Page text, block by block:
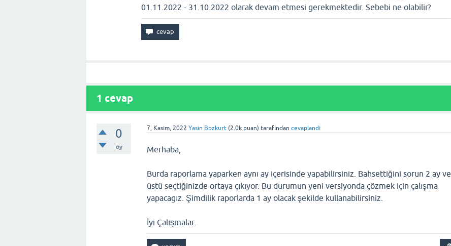
01.11.2022 - 31.10.2022 olarak devam etmesi gerekmektedir. Sebebi ne olabilir?
1 cevap
0
oy
7, Kasım, 2022 Yasin Bozkurt (2.0k puan) tarafından cevaplandı
Merhaba,
Burda raporlama yaparken aynı ay içerisinde yapabilirsiniz. Bahsettiğini sorun 2 ay ve
üstü seçtiğinizde ortaya çıkıyor. Bu durumun yeni versiyonda çözmek için çalışma
yapacagız. Şimdilik raporlarda 1 ay olacak şekilde kullanabilirsiniz.
İyi Çalışmalar.